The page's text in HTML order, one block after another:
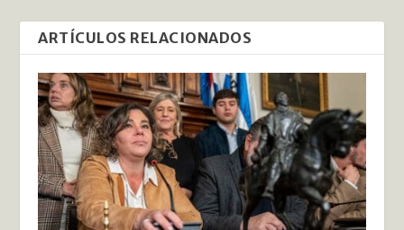
ARTÍCULOS RELACIONADOS